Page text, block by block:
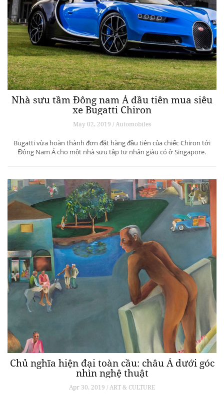
Nhà sưu tầm Đông nam Á đầu tiên mua siêu
xe Bugatti Chiron
May 02, 2019 / Automobiles
Bugatti vừa hoàn thành đơn đặt hàng đầu tiên của chiếc Chiron tới
Đông Nam Á cho một nhà sưu tập tư nhân giàu có ở Singapore.
Chủ nghĩa hiện đại toàn cầu: châu Á dưới góc
nhìn nghệ thuật
Apr 30, 2019 / ART & CULTURE